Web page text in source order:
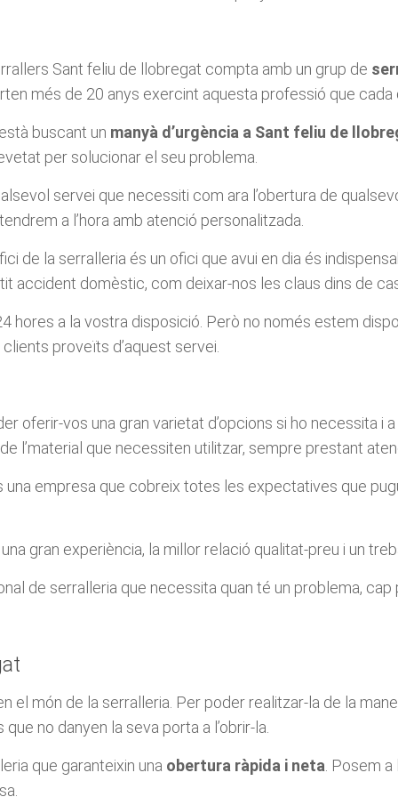
Sant feliu de llobregat compta amb un grup de
més de 20 anys exercint aquesta professió que
buscant un manyà d’urgència a Sant feliu de
per solucionar el seu problema.
servei que necessiti com ara l’obertura de
a l’hora amb atenció personalitzada.
de la serralleria és un ofici que avui en dia és
accident domèstic, com deixar-nos les claus dins de
hores a la vostra disposició. Però no només estem
proveïts d’aquest servei.
oferir-vos una gran varietat d’opcions si ho necessita
l’material que necessiten utilitzar, sempre prestant
una empresa que cobreix totes les expectatives que
gran experiència, la millor relació qualitat-preu i un
de serralleria que necessita quan té un problema, cap
el món de la serralleria. Per poder realitzar-la de la
no danyen la seva porta a l’obrir-la.
que garanteixin una obertura ràpida i neta . Posem